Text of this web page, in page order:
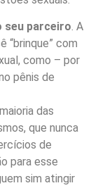
seu parceiro. A
“brinque” com
como – por
pênis de
das
que nunca
de
para esse
sim atingir